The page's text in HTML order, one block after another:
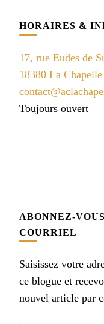
HORAIRES &
17, rue Eudes de
18380 La
Toujours ouvert
ABONNEZ-
COURRIEL
Saisissez votre
ce blogue et
nouvel article par